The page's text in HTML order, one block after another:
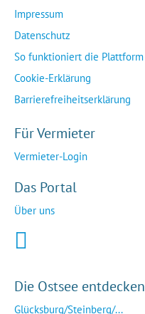
Impressum
Datenschutz
So funktioniert die Plattform
Cookie-Erklärung
Barrierefreiheitserklärung
Für Vermieter
Vermieter-Login
Das Portal
Über uns
Die Ostsee entdecken
Glücksburg/Steinberg/...